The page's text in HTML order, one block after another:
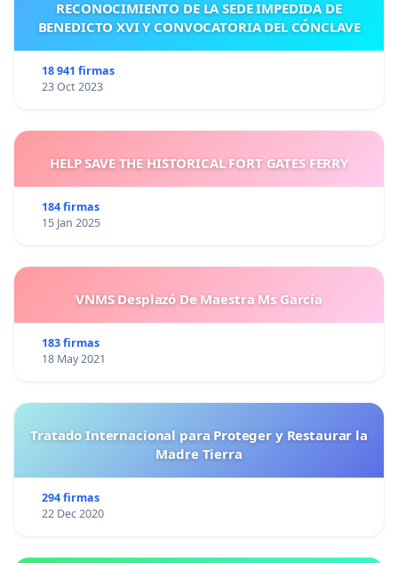
RECONOCIMIENTO DE LA SEDE IMPEDIDA DE
BENEDICTO XVI Y CONVOCATORIA DEL CÓNCLAVE
18 941 firmas
23 Oct 2023
HELP SAVE THE HISTORICAL FORT GATES FERRY
184 firmas
15 Jan 2025
VNMS Desplazó De Maestra Ms García
183 firmas
18 May 2021
Tratado Internacional para Proteger y Restaurar la
Madre Tierra
294 firmas
22 Dec 2020